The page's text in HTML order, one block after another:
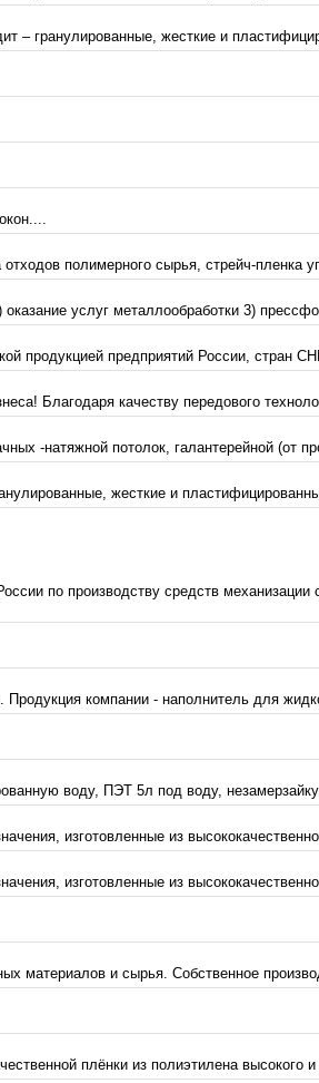
– гранулированные, жесткие и
полимерного сырья, стрейч-пленка
услуг металлообработки 3)
продукцией предприятий России, стран
Благодаря качеству передового
-натяжной потолок, галантерейной (от
жесткие и
по производству средств механизации
Продукция компании - наполнитель для
воду, ПЭТ 5л под воду,
изготовленные из
изготовленные из
и сырья. Собственное
плёнки из полиэтилена высокого